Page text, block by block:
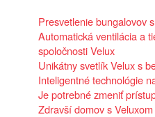
Presvetlenie bungalovov
Automatická ventilácia a
spoločnosti Velux
Unikátny svetlík Velux s
Inteligentné technológie
Je potrebné zmeniť
Zdravší domov s Veluxom